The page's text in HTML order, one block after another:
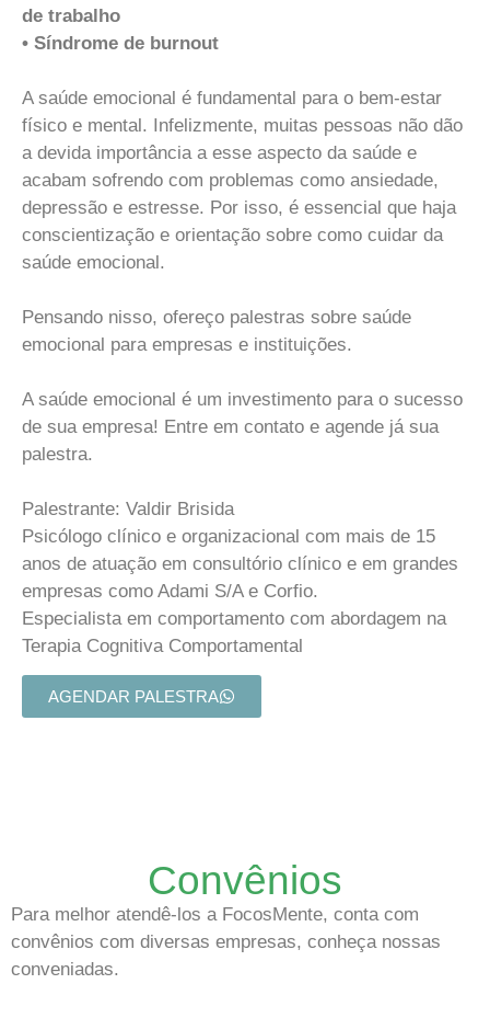
de trabalho
• Síndrome de burnout
A saúde emocional é fundamental para o bem-estar
físico e mental. Infelizmente, muitas pessoas não dão
a devida importância a esse aspecto da saúde e
acabam sofrendo com problemas como ansiedade,
depressão e estresse. Por isso, é essencial que haja
conscientização e orientação sobre como cuidar da
saúde emocional.
Pensando nisso, ofereço palestras sobre saúde
emocional para empresas e instituições.
A saúde emocional é um investimento para o sucesso
de sua empresa! Entre em contato e agende já sua
palestra.
Palestrante: Valdir Brisida
Psicólogo clínico e organizacional com mais de 15
anos de atuação em consultório clínico e em grandes
empresas como Adami S/A e Corfio.
Especialista em comportamento com abordagem na
Terapia Cognitiva Comportamental
AGENDAR PALESTRA
Convênios
Para melhor atendê-los a FocosMente, conta com
convênios com diversas empresas, conheça nossas
conveniadas.